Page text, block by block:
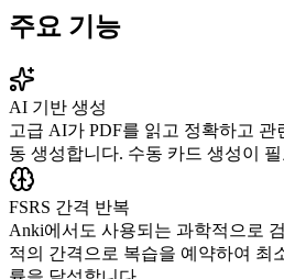
주요 기능
AI 기반 생성
고급 AI가 PDF를 읽고 정확하고
동 생성합니다. 수동 카드 생성이
FSRS 간격 반복
Anki에서도 사용되는 과학적으로
적의 간격으로 복습을 예약하여 최